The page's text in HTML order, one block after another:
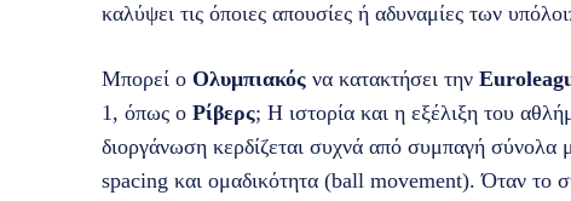
καλύψει τις όποιες απουσίες ή αδυναμίες των
Μπορεί ο Ολυμπιακός να κατακτήσει την
1, όπως ο Ρίβερς; Η ιστορία και η εξέλιξη του
διοργάνωση κερδίζεται συχνά από συμπαγή σύνολα
spacing και ομαδικότητα (ball movement). Όταν το